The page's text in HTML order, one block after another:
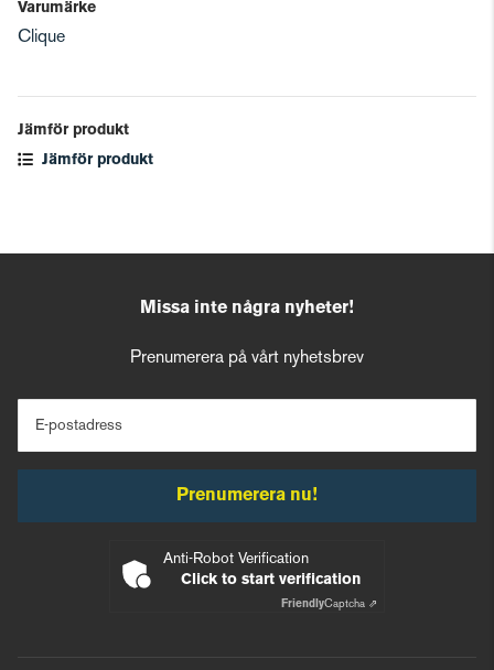
Varumärke
Clique
Jämför produkt
Jämför produkt
Missa inte några nyheter!
Prenumerera på vårt nyhetsbrev
E-postadress
Prenumerera nu!
Anti-Robot Verification
Click to start verification
FriendlyCaptcha ⇗